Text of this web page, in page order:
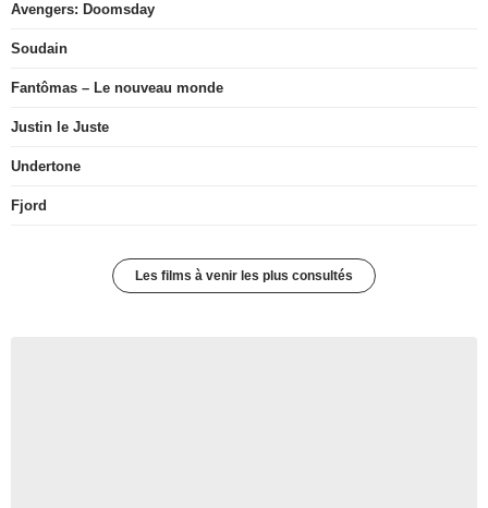
Avengers: Doomsday
Soudain
Fantômas – Le nouveau monde
Justin le Juste
Undertone
Fjord
Les films à venir les plus consultés